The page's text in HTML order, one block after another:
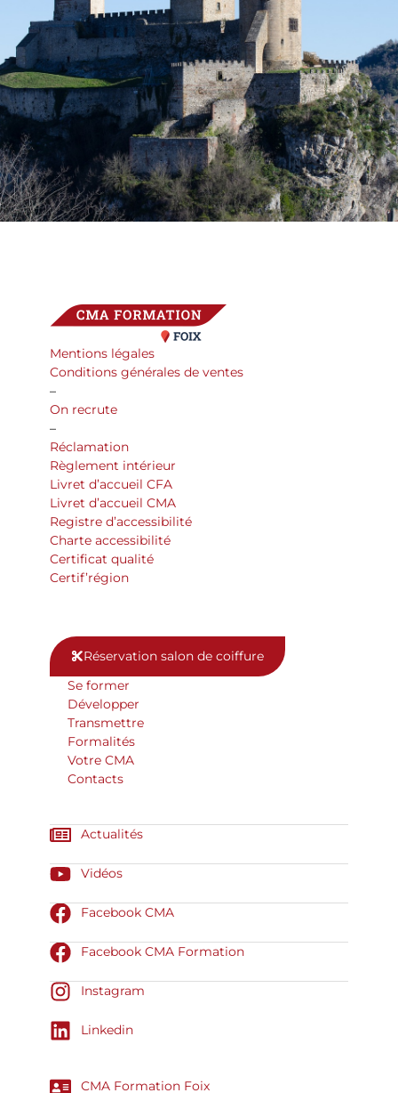
Mentions légales
Conditions générales de ventes
–
On recrute
–
Réclamation
Règlement intérieur
Livret d’accueil CFA
Livret d’accueil CMA
Registre d’accessibilité
Charte accessibilité
Certificat qualité
Certif’région
Réservation salon de coiffure
Se former
Développer
Transmettre
Formalités
Votre CMA
Contacts
Actualités
Vidéos
Facebook CMA
Facebook CMA Formation
Instagram
Linkedin
CMA Formation Foix